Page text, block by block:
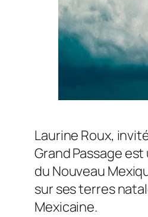
Laurine Roux,
Grand Passage est
du Nouveau
sur ses terres
Mexicaine.